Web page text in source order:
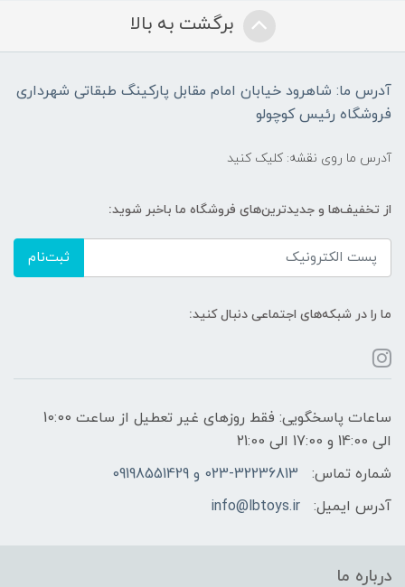
برگشت به بالا
آدرس ما: شاهرود خیابان امام مقابل پارکینگ طبقاتی شهرداری
فروشگاه رئیس کوچولو
آدرس ما روی نقشه: کلیک کنید
از تخفیف‌ها و جدیدترین‌های فروشگاه ما باخبر شوید:
ثبت‌نام
ما را در شبکه‌های اجتماعی دنبال کنید:
ساعات پاسخگویی: فقط روزهای غیر تعطیل از ساعت 10:00
الی 14:00 و 17:00 الی 21:00
شماره تماس:
023-32236813 و 09198551429
آدرس ایمیل:
info@lbtoys.ir
درباره ما